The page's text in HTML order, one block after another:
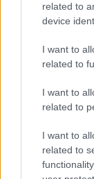
related to
device
I want to
related to
I want to
related to
I want to
related to
Ώρα Ελλάδος...|
ελληνικά
Ώρα